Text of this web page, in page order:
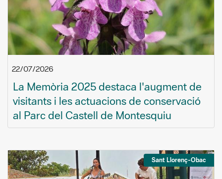
22/07/2026
La Memòria 2025 destaca l'augment de
visitants i les actuacions de conservació
al Parc del Castell de Montesquiu
Sant Llorenç-Obac